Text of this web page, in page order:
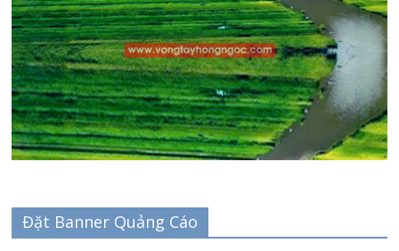
Đặt Banner Quảng Cáo